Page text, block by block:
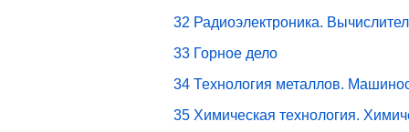
32 Радиоэлектроника.
33 Горное дело
34 Технология металлов.
35 Химическая технология.